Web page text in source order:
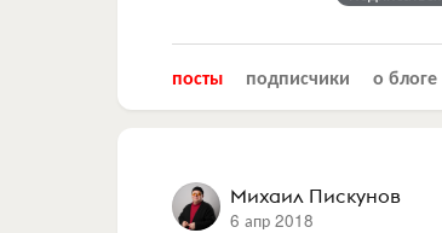
посты подписчики о блоге
Михаил Пискунов
6 апр 2018